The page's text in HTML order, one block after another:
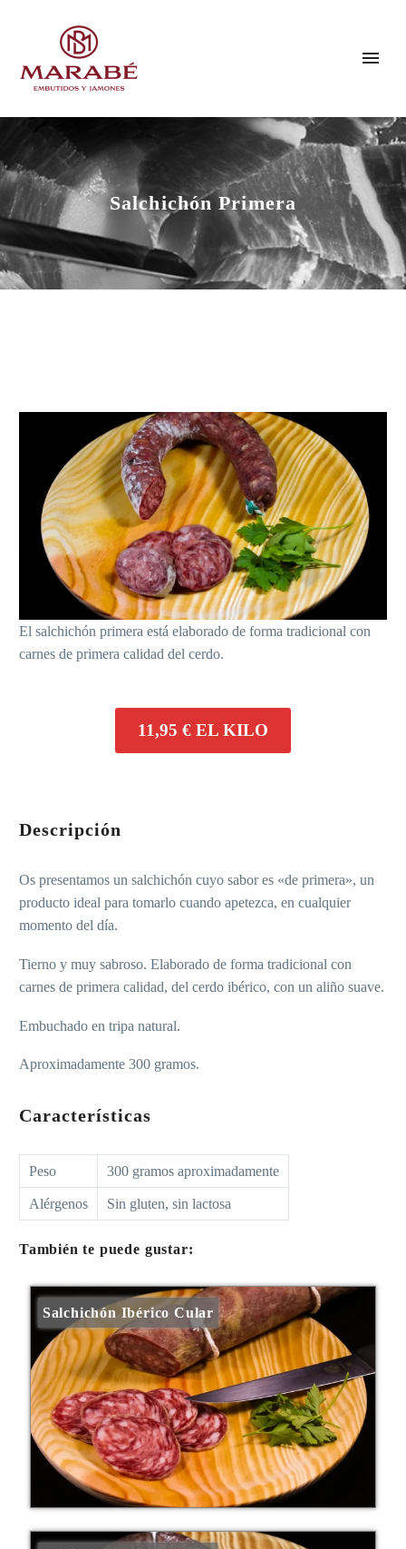
Salchichón Primera
El salchichón primera está elaborado de forma tradicional con
carnes de primera calidad del cerdo.
11,95 € EL KILO
Descripción
Os presentamos un salchichón cuyo sabor es «de primera», un
producto ideal para tomarlo cuando apetezca, en cualquier
momento del día.
Tierno y muy sabroso. Elaborado de forma tradicional con
carnes de primera calidad, del cerdo ibérico, con un aliño suave.
Embuchado en tripa natural.
Aproximadamente 300 gramos.
Características
Peso 300 gramos aproximadamente
Alérgenos Sin gluten, sin lactosa
También te puede gustar:
Salchichón Ibérico Cular